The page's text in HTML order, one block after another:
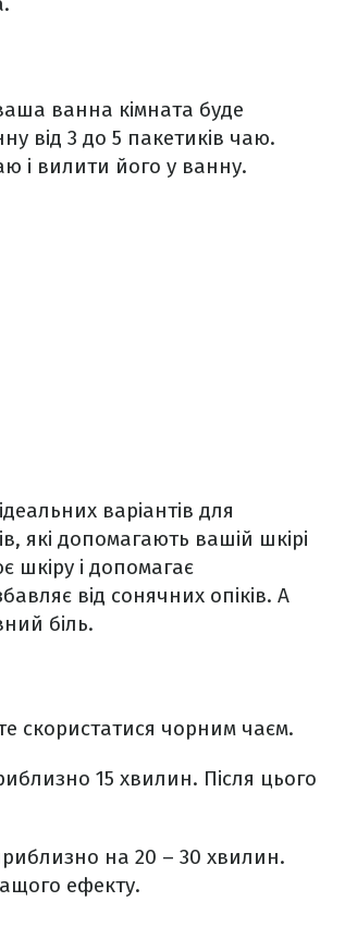
ванна кімната буде
від 3 до 5 пакетиків чаю.
і вилити його у ванну.
варіантів для
які допомагають вашій шкірі
шкіру і допомагає
від сонячних опіків. А
біль.
скористатися чорним чаєм.
15 хвилин. Після цього
на 20 – 30 хвилин.
ефекту.